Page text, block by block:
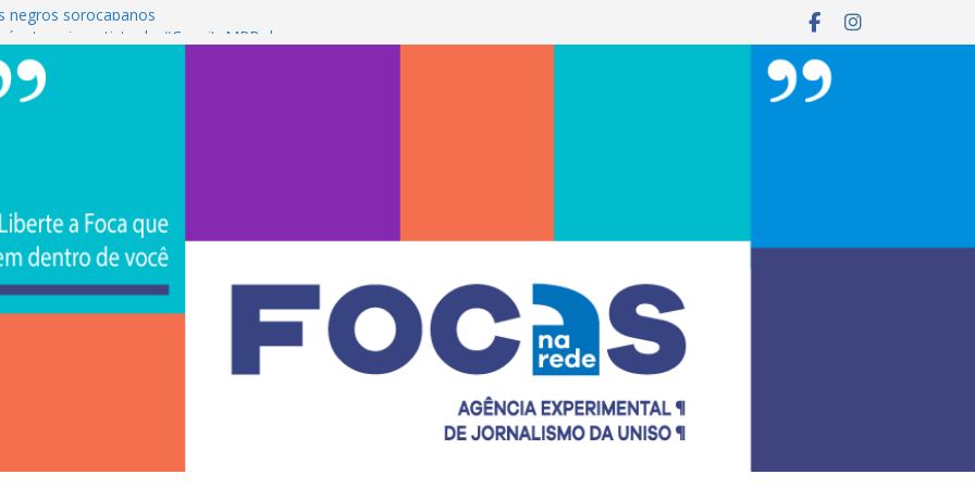
negros sorocabanos
é a terceira artista do #ConviteMPB do
Brasil 2026 promove integração, ciência e
na Uniso